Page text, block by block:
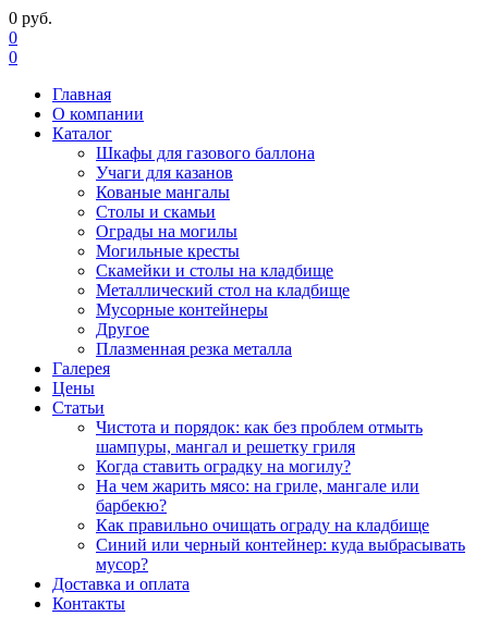
0 руб.
0
0
Главная
О компании
Каталог
Шкафы для газового баллона
Учаги для казанов
Кованые мангалы
Столы и скамьи
Ограды на могилы
Могильные кресты
Скамейки и столы на кладбище
Металлический стол на кладбище
Мусорные контейнеры
Другое
Плазменная резка металла
Галерея
Цены
Статьи
Чистота и порядок: как без проблем отмыть
шампуры, мангал и решетку гриля
Когда ставить оградку на могилу?
На чем жарить мясо: на гриле, мангале или
барбекю?
Как правильно очищать ограду на кладбище
Синий или черный контейнер: куда выбрасывать
мусор?
Доставка и оплата
Контакты